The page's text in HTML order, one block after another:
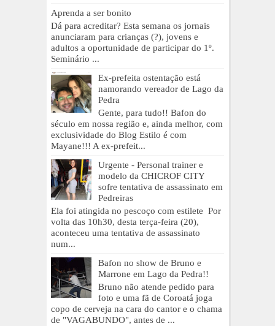
Aprenda a ser bonito
Dá para acreditar? Esta semana os jornais
anunciaram para crianças (?), jovens e
adultos a oportunidade de participar do 1º.
Seminário ...
Ex-prefeita ostentação está
namorando vereador de Lago da
Pedra
Gente, para tudo!! Bafon do
século em nossa região e, ainda melhor, com
exclusividade do Blog Estilo é com
Mayane!!! A ex-prefeit...
Urgente - Personal trainer e
modelo da CHICROF CITY
sofre tentativa de assassinato em
Pedreiras
Ela foi atingida no pescoço com estilete Por
volta das 10h30, desta terça-feira (20),
aconteceu uma tentativa de assassinato
num...
Bafon no show de Bruno e
Marrone em Lago da Pedra!!
Bruno não atende pedido para
foto e uma fã de Coroatá joga
copo de cerveja na cara do cantor e o chama
de "VAGABUNDO", antes de ...